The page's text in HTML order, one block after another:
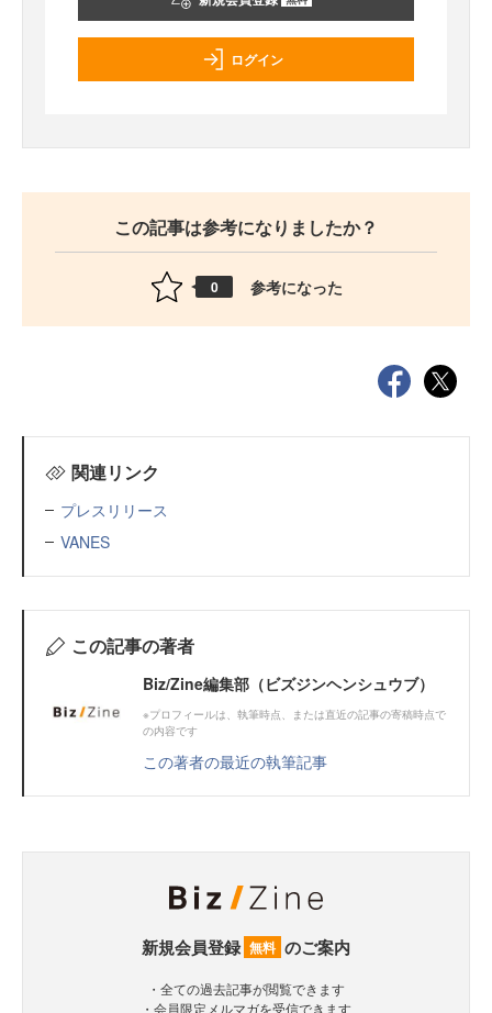
ログイン
この記事は参考になりましたか？
0 参考になった
関連リンク
プレスリリース
VANES
この記事の著者
Biz/Zine編集部（ビズジンヘンシュウブ）
※プロフィールは、執筆時点、または直近の記事の寄稿時点で
の内容です
この著者の最近の執筆記事
新規会員登録 無料 のご案内
・全ての過去記事が閲覧できます
・会員限定メルマガを受信できます